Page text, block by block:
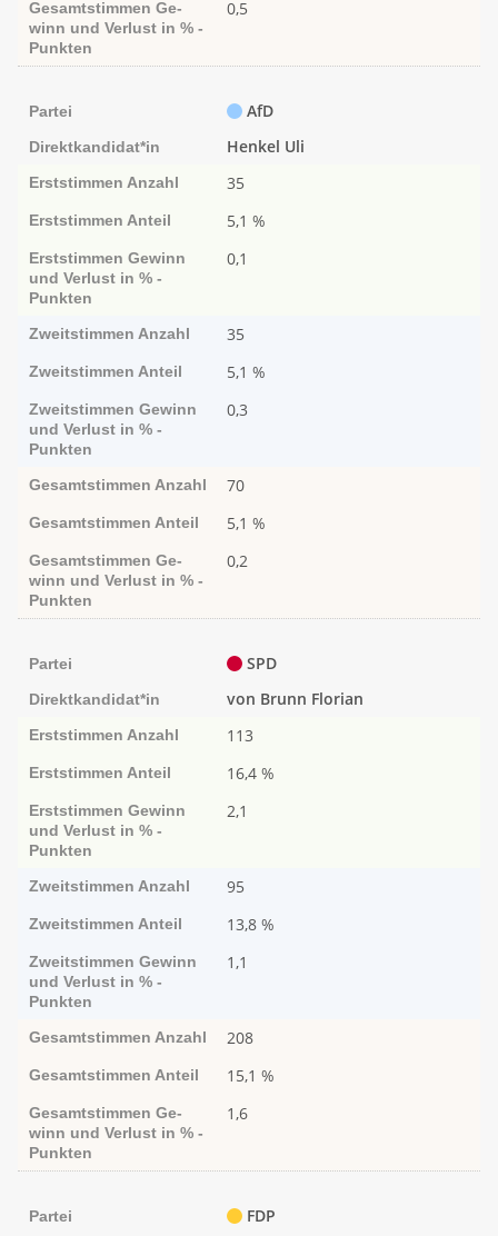
Gesamtstimmen Ge­­
winn und Ver­­lust in % -
Punk­ten
0,5
Partei AfD
Direktkandidat*in Henkel Uli
Erststimmen Anzahl 35
Erststimmen Anteil 5,1 %
Erststimmen Ge­­winn
und Ver­­lust in % -
Punk­ten
0,1
Zweitstimmen Anzahl 35
Zweitstimmen Anteil 5,1 %
Zweitstimmen Ge­­winn
und Ver­­lust in % -
Punk­ten
0,3
Gesamtstimmen Anzahl 70
Gesamtstimmen Anteil 5,1 %
Gesamtstimmen Ge­­
winn und Ver­­lust in % -
Punk­ten
0,2
Partei SPD
Direktkandidat*in von Brunn Florian
Erststimmen Anzahl 113
Erststimmen Anteil 16,4 %
Erststimmen Ge­­winn
und Ver­­lust in % -
Punk­ten
2,1
Zweitstimmen Anzahl 95
Zweitstimmen Anteil 13,8 %
Zweitstimmen Ge­­winn
und Ver­­lust in % -
Punk­ten
1,1
Gesamtstimmen Anzahl 208
Gesamtstimmen Anteil 15,1 %
Gesamtstimmen Ge­­
winn und Ver­­lust in % -
Punk­ten
1,6
Partei FDP